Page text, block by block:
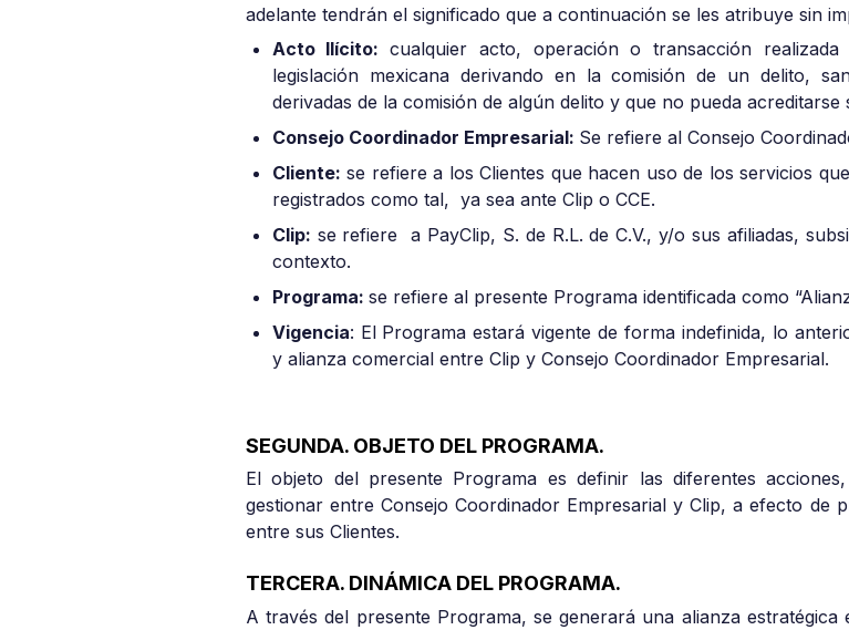
adelante tendrán el significado que a continuación se les atribuye sin
Acto Ilícito:cualquier acto, operación o transacción
legislación mexicana derivando en la comisión de un delito,
derivadas de la comisión de algún delito y que no pueda acreditarse
Consejo Coordinador Empresarial: Se refiere al Consejo
Cliente: se refiere a los Clientes que hacen uso de los servicios
registrados como tal, ya sea ante Clip o CCE.
Clip: se refiere a PayClip, S. de R.L. de C.V., y/o sus afiliadas,
contexto.
Programa: se refiere al presente Programa identificada como
Vigencia: El Programa estará vigente de forma indefinida, lo
y alianza comercial entre Clip y Consejo Coordinador Empresarial.
SEGUNDA. OBJETO DEL PROGRAMA.
El objeto del presente Programa es definir las diferentes
gestionar entre Consejo Coordinador Empresarial y Clip, a efecto de
entre sus Clientes.
TERCERA. DINÁMICA DEL PROGRAMA.
A través del presente Programa, se generará una alianza